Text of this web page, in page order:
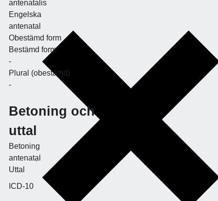
antenatalis
Engelska
antenatal
Obestämd form
Bestämd form
-
Plural (obestämd)
-
Betoning och
uttal
Betoning
antenatạl
Uttal
ICD-10